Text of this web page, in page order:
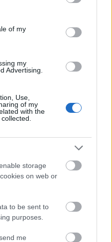
and its third-party tags to
purposes in below Google
of my
my
Advertising.
Use,
of my
with the
storage
on web or
to be sent to
purposes.
me
Andy Warhol